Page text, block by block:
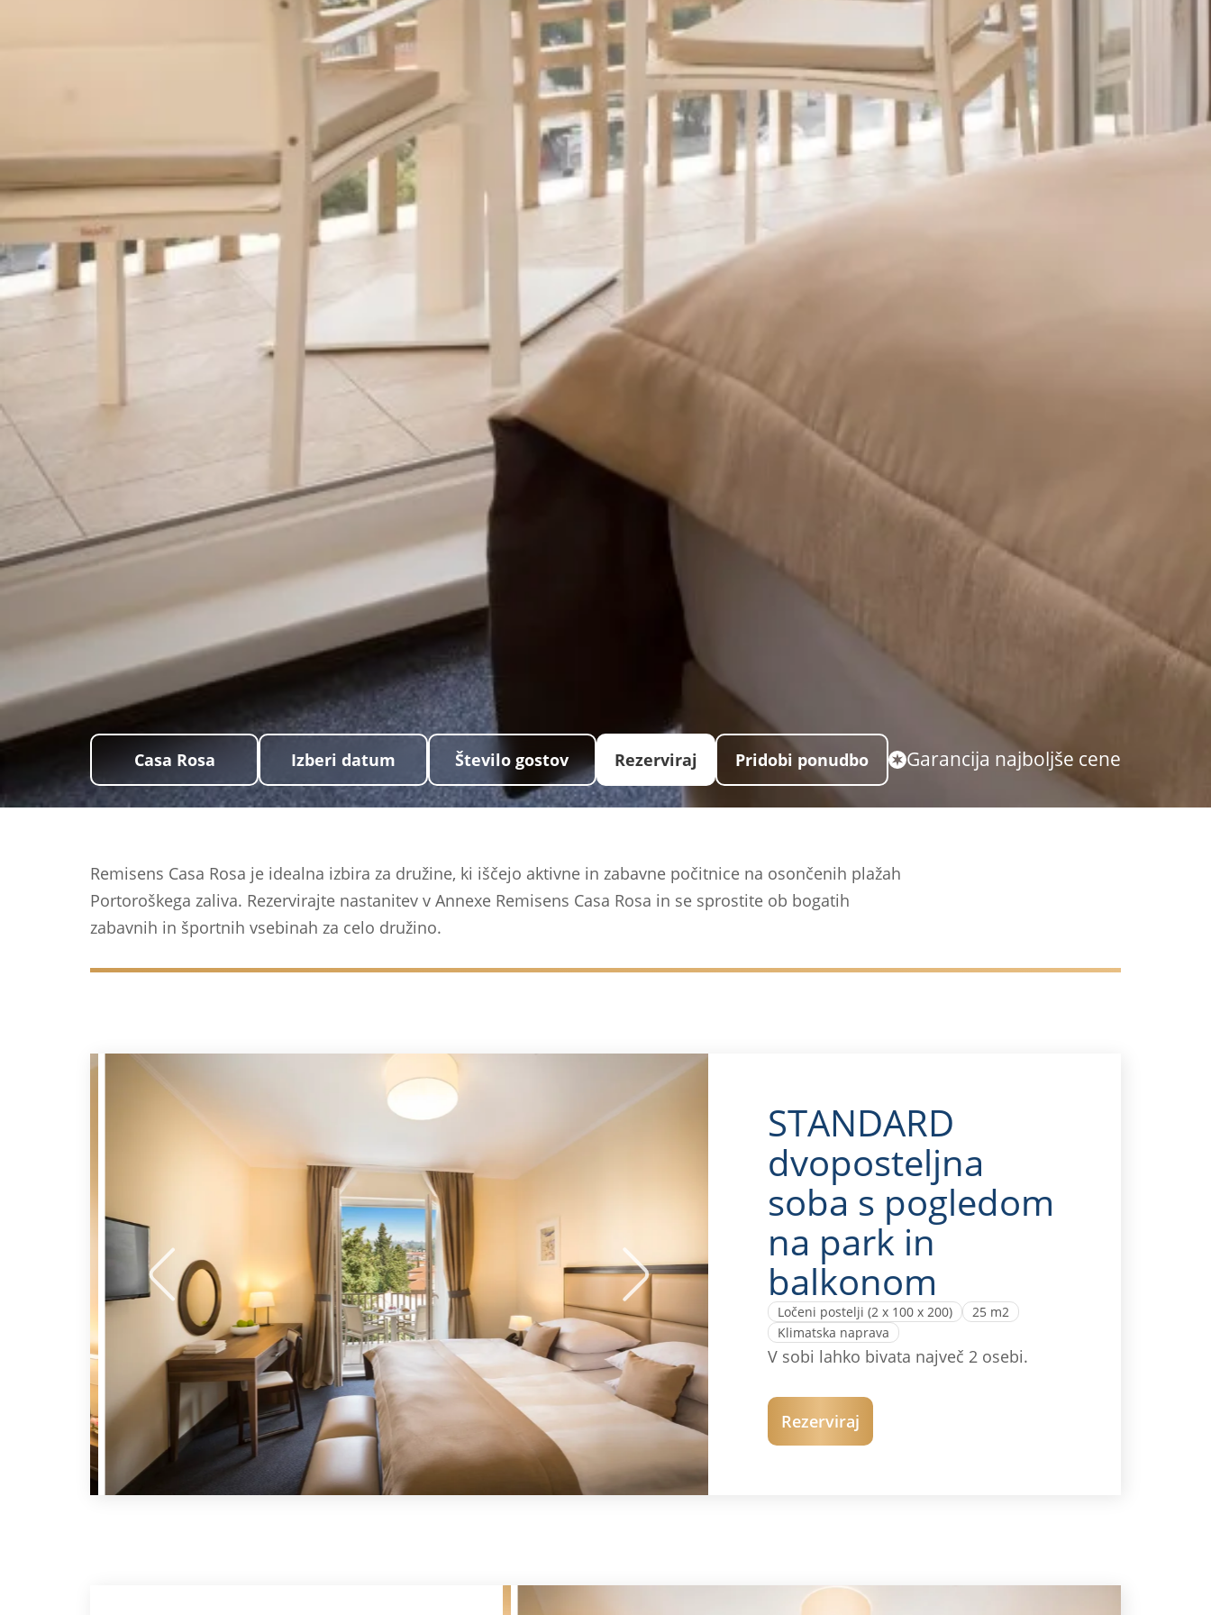
Casa Rosa Izberi datum Število gostov Rezerviraj Pridobi ponudbo Garancija najboljše cene
Remisens Casa Rosa je idealna izbira za družine, ki iščejo aktivne in zabavne počitnice na osončenih plažah
Portoroškega zaliva. Rezervirajte nastanitev v Annexe Remisens Casa Rosa in se sprostite ob bogatih
zabavnih in športnih vsebinah za celo družino.
STANDARD
dvoposteljna
soba s pogledom
na park in
balkonom
Ločeni postelji (2 x 100 x 200)
25 m2
Klimatska naprava
V sobi lahko bivata največ 2 osebi.
Rezerviraj